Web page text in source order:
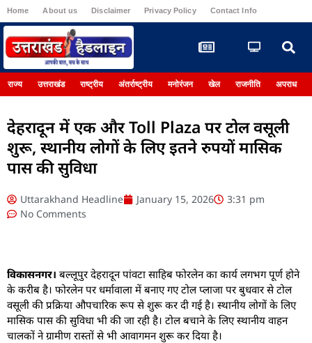
Home About us Disclaimer Privacy Policy Contact Info
राज्य उत्तराखंड राष्ट्रीय अंतर्राष्ट्रीय मनोरंजन खेल राजनीति अपराध
देहरादून में एक और Toll Plaza पर टोल वसूली
शुरू, स्थानीय लोगों के लिए इतने रुपयों मासिक
पास की सुविधा
Uttarakhand Headline January 15, 2026
3:31 pm
No Comments
विकासनगर। बल्लूपुर देहरादून पांवटा साहिब फोरलेन का कार्य लगभग पूर्ण होने
के करीब है। फोरलेन पर धर्मावाला में बनाए गए टोल प्लाजा पर बुधवार से टोल
वसूली की प्रक्रिया औपचारिक रूप से शुरू कर दी गई है। स्थानीय लोगों के लिए
मासिक पास की सुविधा भी की जा रही है। टोल बचाने के लिए स्थानीय वाहन
चालकों ने ग्रामीण रास्तों से भी आवागमन शुरू कर दिया है।